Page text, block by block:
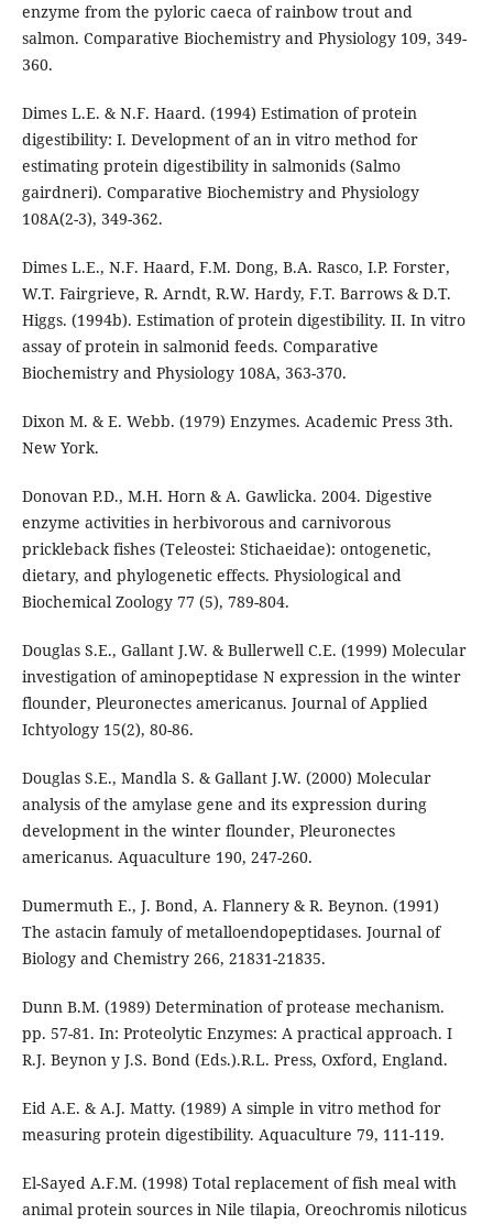
enzyme from the pyloric caeca of rainbow trout and
salmon. Comparative Biochemistry and Physiology 109, 349-
360.
Dimes L.E. & N.F. Haard. (1994) Estimation of protein
digestibility: I. Development of an in vitro method for
estimating protein digestibility in salmonids (Salmo
gairdneri). Comparative Biochemistry and Physiology
108A(2-3), 349-362.
Dimes L.E., N.F. Haard, F.M. Dong, B.A. Rasco, I.P. Forster,
W.T. Fairgrieve, R. Arndt, R.W. Hardy, F.T. Barrows & D.T.
Higgs. (1994b). Estimation of protein digestibility. II. In vitro
assay of protein in salmonid feeds. Comparative
Biochemistry and Physiology 108A, 363-370.
Dixon M. & E. Webb. (1979) Enzymes. Academic Press 3th.
New York.
Donovan P.D., M.H. Horn & A. Gawlicka. 2004. Digestive
enzyme activities in herbivorous and carnivorous
prickleback fishes (Teleostei: Stichaeidae): ontogenetic,
dietary, and phylogenetic effects. Physiological and
Biochemical Zoology 77 (5), 789-804.
Douglas S.E., Gallant J.W. & Bullerwell C.E. (1999) Molecular
investigation of aminopeptidase N expression in the winter
flounder, Pleuronectes americanus. Journal of Applied
Ichtyology 15(2), 80-86.
Douglas S.E., Mandla S. & Gallant J.W. (2000) Molecular
analysis of the amylase gene and its expression during
development in the winter flounder, Pleuronectes
americanus. Aquaculture 190, 247-260.
Dumermuth E., J. Bond, A. Flannery & R. Beynon. (1991)
The astacin famuly of metalloendopeptidases. Journal of
Biology and Chemistry 266, 21831-21835.
Dunn B.M. (1989) Determination of protease mechanism.
pp. 57-81. In: Proteolytic Enzymes: A practical approach. I
R.J. Beynon y J.S. Bond (Eds.).R.L. Press, Oxford, England.
Eid A.E. & A.J. Matty. (1989) A simple in vitro method for
measuring protein digestibility. Aquaculture 79, 111-119.
El-Sayed A.F.M. (1998) Total replacement of fish meal with
animal protein sources in Nile tilapia, Oreochromis niloticus